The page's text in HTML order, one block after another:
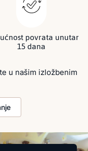
povrata unutar
15 dana
u našim izložbenim